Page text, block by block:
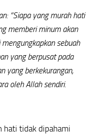
“Siapa yang murah hati
memberi minum akan
sebuah
yang berpusat pada
yang berkekurangan,
oleh Allah sendiri.
hati tidak dipahami